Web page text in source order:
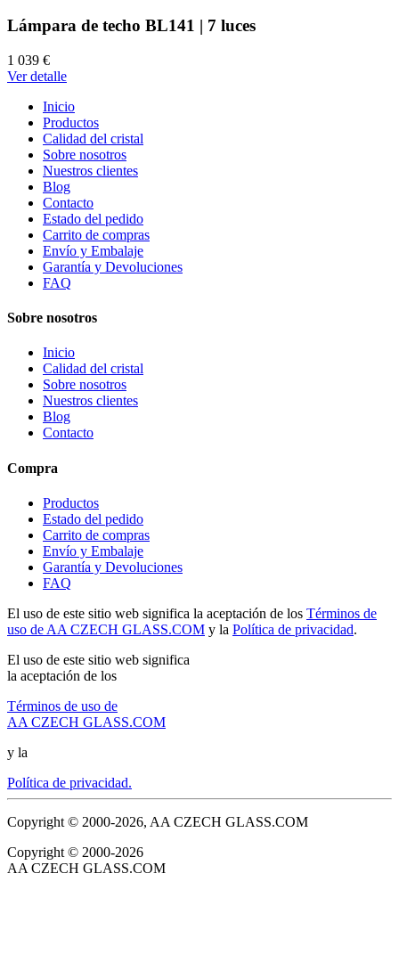
Lámpara de techo BL141 | 7 luces
1 039 €
Ver detalle
Inicio
Productos
Calidad del cristal
Sobre nosotros
Nuestros clientes
Blog
Contacto
Estado del pedido
Carrito de compras
Envío y Embalaje
Garantía y Devoluciones
FAQ
Sobre nosotros
Inicio
Calidad del cristal
Sobre nosotros
Nuestros clientes
Blog
Contacto
Compra
Productos
Estado del pedido
Carrito de compras
Envío y Embalaje
Garantía y Devoluciones
FAQ
El uso de este sitio web significa la aceptación de los Términos de
uso de AA CZECH GLASS.COM y la Política de privacidad.
El uso de este sitio web significa
la aceptación de los
Términos de uso de
AA CZECH GLASS.COM
y la
Política de privacidad.
Copyright © 2000-2026, AA CZECH GLASS.COM
Copyright © 2000-2026
AA CZECH GLASS.COM